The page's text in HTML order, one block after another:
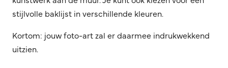
stijlvolle baklijst in verschillende kleuren.
Kortom: jouw foto-art zal er daarmee indrukwekkend
uitzien.